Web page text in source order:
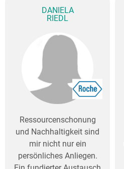
DANIELA
RIEDL
Ressourcenschonung
und Nachhaltigkeit sind
mir nicht nur ein
persönliches Anliegen.